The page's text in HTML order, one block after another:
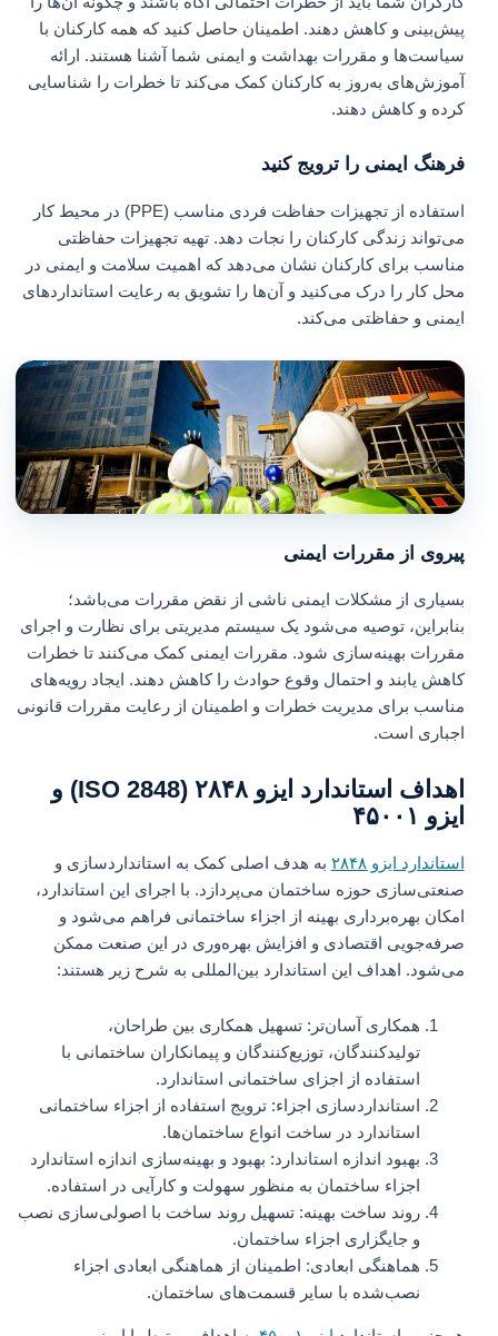
پیش‌بینی و کاهش دهند. اطمینان حاصل کنید که همه کارکنان با
سیاست‌ها و مقررات بهداشت و ایمنی شما آشنا هستند. ارائه
آموزش‌های به‌روز به کارکنان کمک می‌کند تا خطرات را شناسایی
کرده و کاهش دهند.
فرهنگ ایمنی را ترویج کنید
استفاده از تجهیزات حفاظت فردی مناسب (PPE) در محیط کار
می‌تواند زندگی کارکنان را نجات دهد. تهیه تجهیزات حفاظتی
مناسب برای کارکنان نشان می‌دهد که اهمیت سلامت و ایمنی در
محل کار را درک می‌کنید و آن‌ها را تشویق به رعایت استانداردهای
ایمنی و حفاظتی می‌کند.
پیروی از مقررات ایمنی
بسیاری از مشکلات ایمنی ناشی از نقض مقررات می‌باشد؛
بنابراین، توصیه می‌شود یک سیستم مدیریتی برای نظارت و اجرای
مقررات بهینه‌سازی شود. مقررات ایمنی کمک می‌کنند تا خطرات
کاهش یابند و احتمال وقوع حوادث را کاهش دهند. ایجاد رویه‌های
مناسب برای مدیریت خطرات و اطمینان از رعایت مقررات قانونی
اجباری است.
اهداف استاندارد ایزو ۲۸۴۸ (ISO 2848) و
ایزو ۴۵۰۰۱
استاندارد ایزو ۲۸۴۸
به هدف اصلی کمک به استانداردسازی و
صنعتی‌سازی حوزه ساختمان می‌پردازد. با اجرای این استاندارد،
امکان بهره‌برداری بهینه از اجزاء ساختمانی فراهم می‌شود و
صرفه‌جویی اقتصادی و افزایش بهره‌وری در این صنعت ممکن
می‌شود. اهداف این استاندارد بین‌المللی به شرح زیر هستند:
همکاری آسان‌تر: تسهیل همکاری بین طراحان،
تولید‌کنندگان، توزیع‌کنندگان و پیمانکاران ساختمانی با
استفاده از اجزای ساختمانی استاندارد.
استانداردسازی اجزاء: ترویج استفاده از اجزاء ساختمانی
استاندارد در ساخت انواع ساختمان‌ها.
بهبود اندازه استاندارد: بهبود و بهینه‌سازی اندازه استاندارد
اجزاء ساختمان به منظور سهولت و کارآیی در استفاده.
روند ساخت بهینه: تسهیل روند ساخت با اصولی‌سازی نصب
و جایگزاری اجزاء ساختمان.
هماهنگی ابعادی: اطمینان از هماهنگی ابعادی اجزاء
نصب‌شده با سایر قسمت‌های ساختمان.